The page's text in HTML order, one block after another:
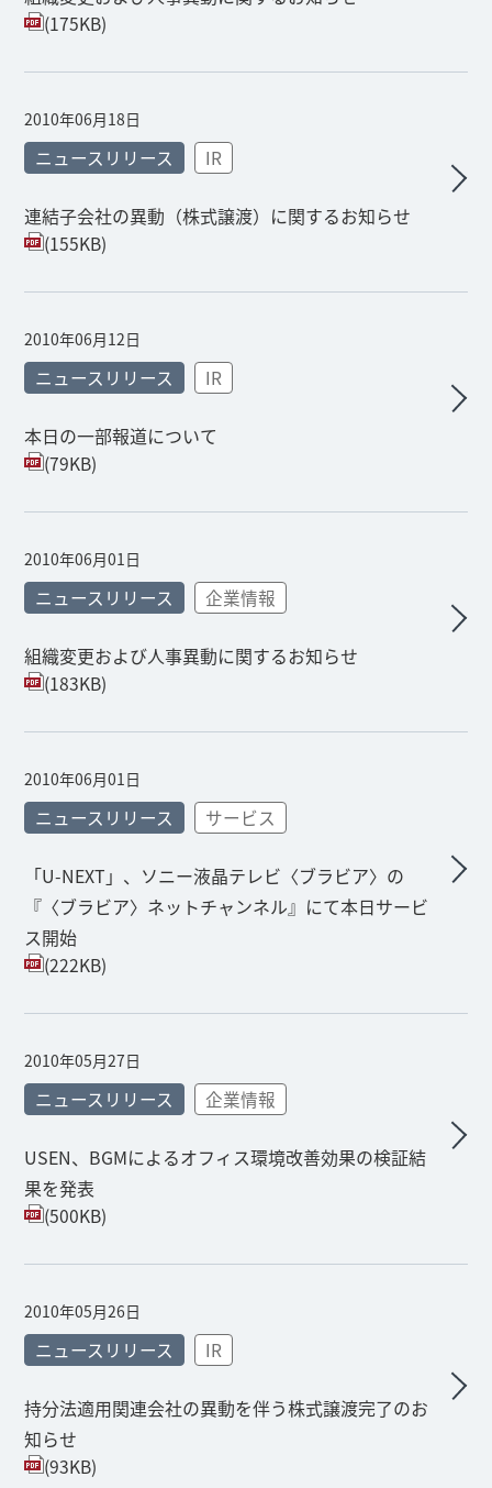
(175KB)
2010年06月18日
ニュースリリース IR
連結子会社の異動（株式譲渡）に関するお知らせ
(155KB)
2010年06月12日
ニュースリリース IR
本日の一部報道について
(79KB)
2010年06月01日
ニュースリリース 企業情報
組織変更および人事異動に関するお知らせ
(183KB)
2010年06月01日
ニュースリリース サービス
「U-NEXT」、ソニー液晶テレビ〈ブラビア〉の
『〈ブラビア〉ネットチャンネル』にて本日サービ
ス開始
(222KB)
2010年05月27日
ニュースリリース 企業情報
USEN、BGMによるオフィス環境改善効果の検証結
果を発表
(500KB)
2010年05月26日
ニュースリリース IR
持分法適用関連会社の異動を伴う株式譲渡完了のお
知らせ
(93KB)